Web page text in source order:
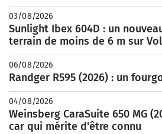
03/08/2026
Sunlight Ibex 604D : un
terrain de moins de 6 m sur
06/08/2026
Randger R595 (2026) : un
04/08/2026
Weinsberg CaraSuite 650 MG
car qui mérite d'être connu